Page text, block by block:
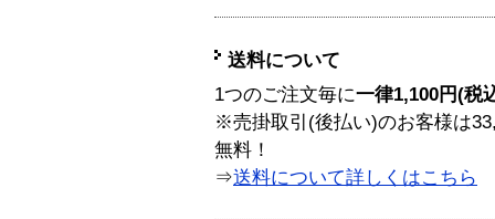
送料について
1つのご注文毎に一律1,100円(税
※売掛取引(後払い)のお客様は
無料！
⇒送料について詳しくはこちら